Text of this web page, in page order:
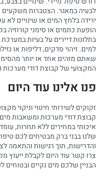
לבעיה במאגר. הצטברות משקעים
ירידה בלחץ המים או שינויים לא
הופעת כתמים או סימני קורוזיה
בתלונות דיירים על בעיות
למים. זיהוי סדקים, דליפות או
שאתם מזהים אחד או יותר
המקצועי של קבוצת דודי
פנו אלינו עוד היום
זקוקים לשירותי חיטוי וניקוי
קבוצת דודי מערכות ומשאבות
איכותי במחירים ללא תחרות,
שלנו בבני ברק מבטיחים לכם
והדרישות, תוך רגישות והתאמה
צרו קשר עוד היום לקבלת ייעוץ
הבניין שלכם מים נקיים ובטוחים